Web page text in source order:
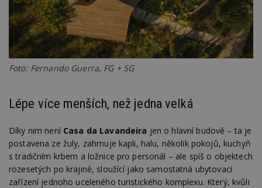
Foto: Fernando Guerra, FG + SG
Lépe více menších, než jedna velká
Díky nim není Casa da Lavandeira jen o hlavní budově – ta je
postavena ze žuly, zahrnuje kapli, halu, několik pokojů, kuchyň
s tradičním krbem a ložnice pro personál – ale spíš o objektech
rozesetých po krajině, sloužící jako samostatná ubytovací
zařízení jednoho uceleného turistického komplexu. Který, kvůli